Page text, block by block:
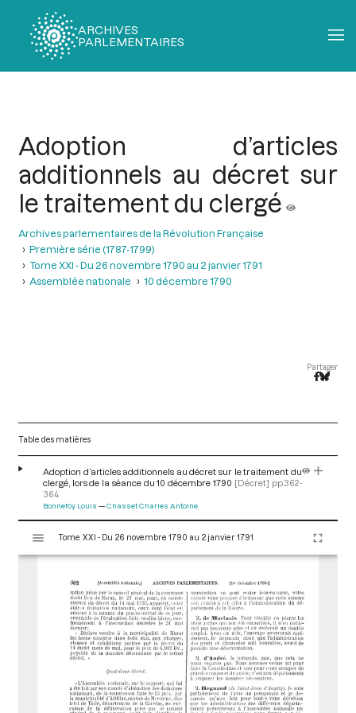
ARCHIVES
PARLEMENTAIRES
Adoption d’articles
additionnels au décret sur
le traitement du clergé
Archives parlementaires de la Révolution Française
Première série (1787-1799)
Tome XXI - Du 26 novembre 1790 au 2 janvier 1791
Assemblée nationale
10 décembre 1790
Partager
Table des matières
Adoption d’articles additionnels au décret sur le traitement du
clergé, lors de la séance du 10 décembre 1790 [Décret] pp.362-
364
Bonnefoy Louis Chasset Charles Antoine
s
Tome XXI - Du 26 novembre 1790 au 2 janvier 1791